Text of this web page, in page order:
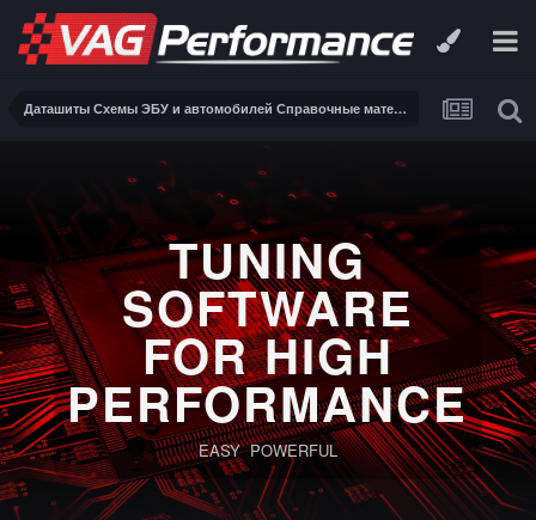
Даташиты Схемы ЭБУ и автомобилей Справочные материалы, инструкции, описания, книги Заказ и поиск схем ЭБУ и автомобилей
TUNING
SOFTWARE
FOR HIGH
PERFORMANCE
EASY POWERFUL